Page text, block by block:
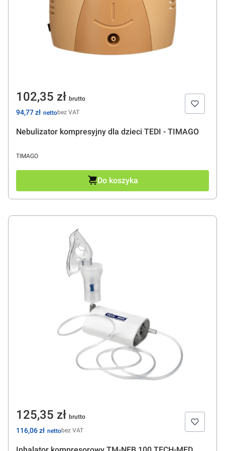
Nebulizator kompresyjny dla dzieci TEDI - TIMAGO
PRODUCENT
TIMAGO
Cena
102,35 zł
Cena
94,77 zł bez VAT
Do koszyka
Cena
125,35 zł
Cena
116,06 zł bez VAT